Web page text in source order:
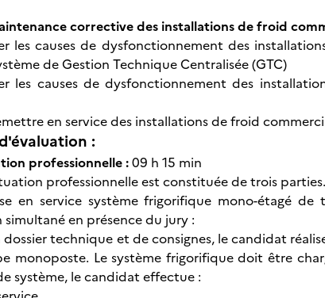
corrective des installations de froid
les causes de dysfonctionnement des
de Gestion Technique Centralisée (GTC)
les causes de dysfonctionnement des
en service des installations de froid
:
professionnelle :09 h 15 min
professionnelle est constituée de trois parties.
en service système frigorifique mono-étagé
en présence du jury :
technique et de consignes, le candidat
monoposte. Le système frigorifique doit être
système, le candidat effectue :